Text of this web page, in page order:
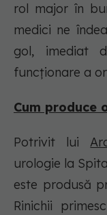
rol major în
medici ne
gol, imediat
funcționare a
Cum produce
Potrivit lui
urologie la
este produsă
Rinichii